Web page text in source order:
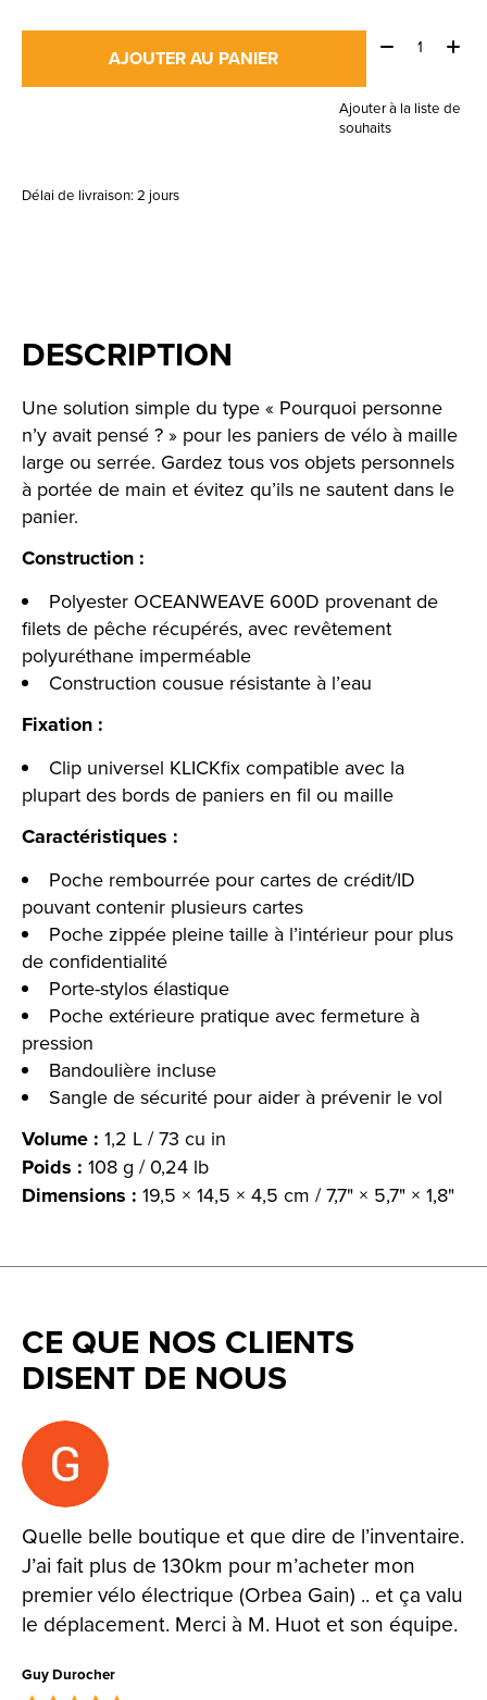
AJOUTER AU PANIER
Quantité:
Ajouter à la liste de
souhaits
Délai de livraison: 2 jours
DESCRIPTION
Une solution simple du type « Pourquoi personne
n’y avait pensé ? » pour les paniers de vélo à maille
large ou serrée. Gardez tous vos objets personnels
à portée de main et évitez qu’ils ne sautent dans le
panier.
Construction :
Polyester OCEANWEAVE 600D provenant de
filets de pêche récupérés, avec revêtement
polyuréthane imperméable
Construction cousue résistante à l’eau
Fixation :
Clip universel KLICKfix compatible avec la
plupart des bords de paniers en fil ou maille
Caractéristiques :
Poche rembourrée pour cartes de crédit/ID
pouvant contenir plusieurs cartes
Poche zippée pleine taille à l’intérieur pour plus
de confidentialité
Porte-stylos élastique
Poche extérieure pratique avec fermeture à
pression
Bandoulière incluse
Sangle de sécurité pour aider à prévenir le vol
Volume : 1,2 L / 73 cu in
Poids : 108 g / 0,24 lb
Dimensions : 19,5 × 14,5 × 4,5 cm / 7,7" × 5,7" × 1,8"
CE QUE NOS CLIENTS
DISENT DE NOUS
Testimonial items
Quelle belle boutique et que dire de l’inventaire.
J’ai fait plus de 130km pour m’acheter mon
premier vélo électrique (Orbea Gain) .. et ça valu
le déplacement. Merci à M. Huot et son équipe.
Guy Durocher